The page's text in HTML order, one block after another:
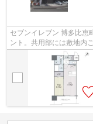
セブンイレブン 博多比恵
ント。共用部には敷地内
充実しています。バス停